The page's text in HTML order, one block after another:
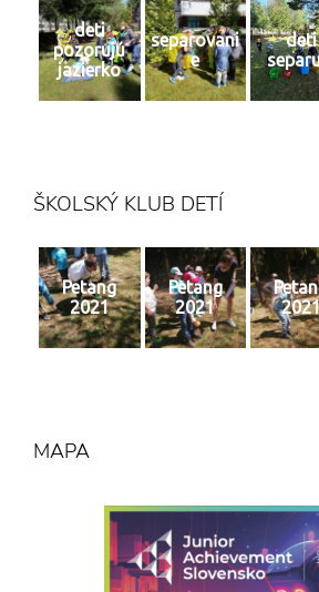
deti
pozorujú
jazierko
separovani
e
deti
ŠKOLSKÝ KLUB DETÍ
Petang
2021
Petang
2021
MAPA